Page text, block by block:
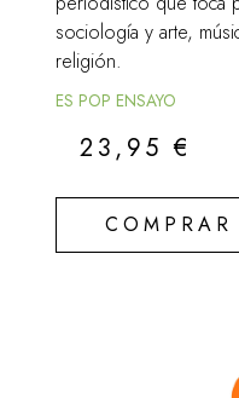
sociología y arte,
religión.
ES POP ENSAYO
23,95€
COMPRAR